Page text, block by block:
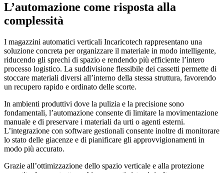
L’automazione come risposta alla
complessità
I magazzini automatici verticali Incaricotech rappresentano una
soluzione concreta per organizzare il materiale in modo intelligente,
riducendo gli sprechi di spazio e rendendo più efficiente l’intero
processo logistico. La suddivisione flessibile dei cassetti permette di
stoccare materiali diversi all’interno della stessa struttura, favorendo
un recupero rapido e ordinato delle scorte.
In ambienti produttivi dove la pulizia e la precisione sono
fondamentali, l’automazione consente di limitare la movimentazione
manuale e di preservare i materiali da urti o agenti esterni.
L’integrazione con software gestionali consente inoltre di monitorare
lo stato delle giacenze e di pianificare gli approvvigionamenti in
modo più accurato.
Grazie all’ottimizzazione dello spazio verticale e alla protezione